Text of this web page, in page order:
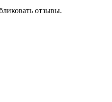
отзывы.